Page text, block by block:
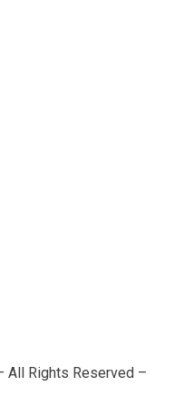
All Rights Reserved –